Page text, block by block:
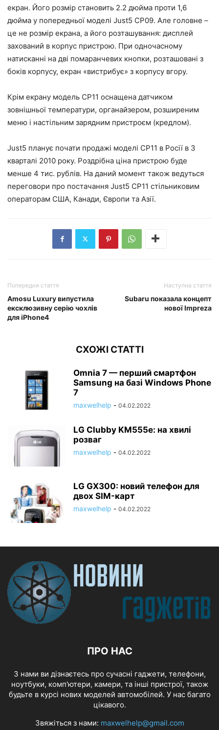
екран. Його розмір становить 2.2 дюйма проти 1,6
дюйма у попередньої моделі Just5 CP09. Але головне –
це не розмір екрана, а його розташування: дисплей
захований в корпус пристрою. При одночасному
натисканні на дві помаранчевих кнопки, розташовані з
боків корпусу, екран «вистрибує» з корпусу вгору.
Крім екрану модель СР11 оснащена датчиком
зовнішньої температури, органайзером, розширеним
меню і настільним зарядним пристроєм (кредлом).
Just5 планує почати продажі моделі CP11 в Росії в 3
кварталі 2010 року. Роздрібна ціна пристрою буде
менше 4 тис. рублів. На даний момент також ведуться
переговори про постачання Just5 CP11 стільниковим
операторам США, Канади, Європи та Азії.
Попередня стаття
Amosu Luxury випустила
ексклюзивну серію чохлів
для iPhone4
Наступна стаття
Subaru показала концепт
нової Impreza
СХОЖІ СТАТТІ
Omnia 7 — перший смартфон
Samsung на базі Windows Phone
7
maxwelhelp - 04.02.2022
LG Clubby KM555e: на хвилі
розваг
maxwelhelp - 04.02.2022
LG GX300: новий телефон для
двох SIM-карт
maxwelhelp - 04.02.2022
ПРО НАС
З нами ви дізнаєтесь про сучасні гаджети, телефони,
ноутбуки, комп'ютери, камери, та інші пристрої, також
будьте в курсі нових моделей автомобілей. У нас багато
цікавого.
Звяжіться з нами: maxwelhelp@gmail.com